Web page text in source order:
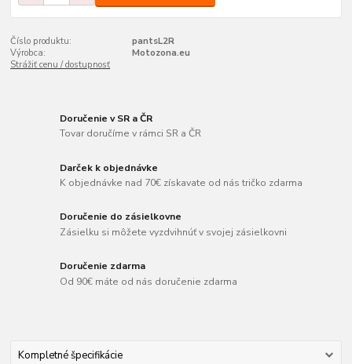
Číslo produktu:
pantsL2R
Výrobca:
Motozona.eu
Strážiť cenu / dostupnosť
Doručenie v SR a ČR
Tovar doručíme v rámci SR a ČR
Darček k objednávke
K objednávke nad 70€ získavate od nás tričko zdarma
Doručenie do zásielkovne
Zásielku si môžete vyzdvihnúť v svojej zásielkovni
Doručenie zdarma
Od 90€ máte od nás doručenie zdarma
Kompletné špecifikácie